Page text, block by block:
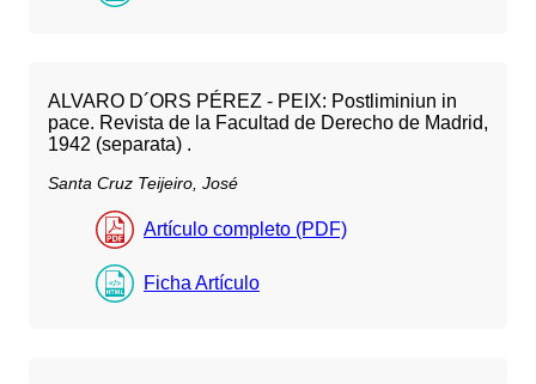
ALVARO D´ORS PÉREZ - PEIX: Postliminiun in
pace. Revista de la Facultad de Derecho de Madrid,
1942 (separata) .
Santa Cruz Teijeiro, José
Artículo completo (PDF)
Ficha Artículo